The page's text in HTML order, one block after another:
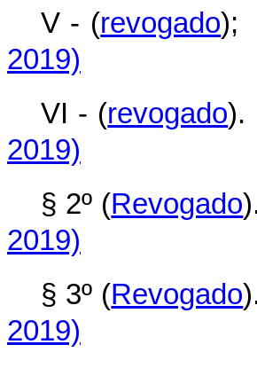
V - (revogado
2019)
VI - (revogado
2019)
§ 2º (Revogado
2019)
§ 3º (Revogado
2019)